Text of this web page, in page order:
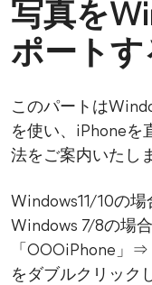
写真を
ポートす
このパートは
を使い、iPhoneを
法をご案内いたし
Windows11/10の場
Windows 7/8の場
「○○○iPhone」⇒
をダブルクリック